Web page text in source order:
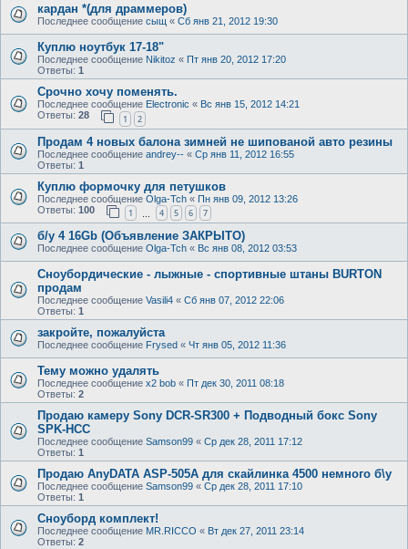
кардан *(для драммеров)
Последнее сообщение сыщ « Сб янв 21, 2012 19:30
Куплю ноутбук 17-18"
Последнее сообщение Nikitoz « Пт янв 20, 2012 17:20
Ответы: 1
Срочно хочу поменять.
Последнее сообщение Electronic « Вс янв 15, 2012 14:21
Ответы: 28 1 2
Продам 4 новых балона зимней не шипованой авто резины
Последнее сообщение andrey-- « Ср янв 11, 2012 16:55
Ответы: 1
Куплю формочку для петушков
Последнее сообщение Olga-Tch « Пн янв 09, 2012 13:26
Ответы: 100 1 4 5 6 7
б/у 4 16Gb (Объявление ЗАКРЫТО)
Последнее сообщение Olga-Tch « Вс янв 08, 2012 03:53
Сноубордические - лыжные - спортивные штаны BURTON
продам
Последнее сообщение Vasili4 « Сб янв 07, 2012 22:06
Ответы: 1
закройте, пожалуйста
Последнее сообщение Frysed « Чт янв 05, 2012 11:36
Тему можно удалять
Последнее сообщение x2 bob « Пт дек 30, 2011 08:18
Ответы: 2
Продаю камеру Sony DCR-SR300 + Подводный бокс Sony
SPK-HCC
Последнее сообщение Samson99 « Ср дек 28, 2011 17:12
Ответы: 1
Продаю AnyDATA ASP-505A для скайлинка 4500 немного б\у
Последнее сообщение Samson99 « Ср дек 28, 2011 17:10
Ответы: 1
Сноуборд комплект!
Последнее сообщение MR.RICCO « Вт дек 27, 2011 23:14
Ответы: 2